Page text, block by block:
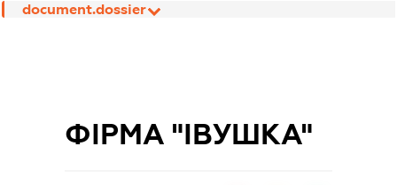
document.dossier
ФІРМА "ІВУШКА"